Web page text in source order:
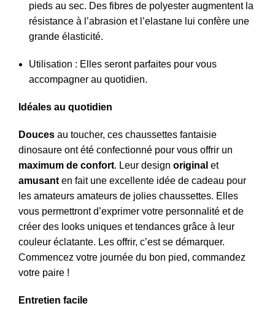
pieds au sec. Des fibres de polyester augmentent la
résistance à l’abrasion et l’elastane lui confère une
grande élasticité.
Utilisation : Elles seront parfaites pour vous
accompagner au quotidien.
Idéales au quotidien
Douces au toucher, ces chaussettes fantaisie
dinosaure ont été confectionné pour vous offrir un
maximum de confort. Leur design original et
amusant en fait une excellente idée de cadeau pour
les amateurs amateurs de jolies chaussettes. Elles
vous permettront d’exprimer votre personnalité et de
créer des looks uniques et tendances grâce à leur
couleur éclatante. Les offrir, c’est se démarquer.
Commencez votre journée du bon pied, commandez
votre paire !
Entretien facile